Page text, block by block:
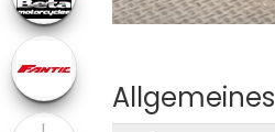
Allgemeines